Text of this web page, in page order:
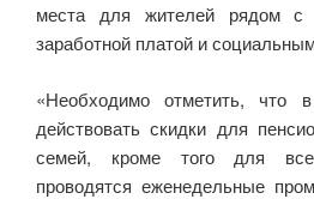
места для жителей рядом с
заработной платой и
«Необходимо отметить, что
действовать скидки для
семей, кроме того для
проводятся еженедельные